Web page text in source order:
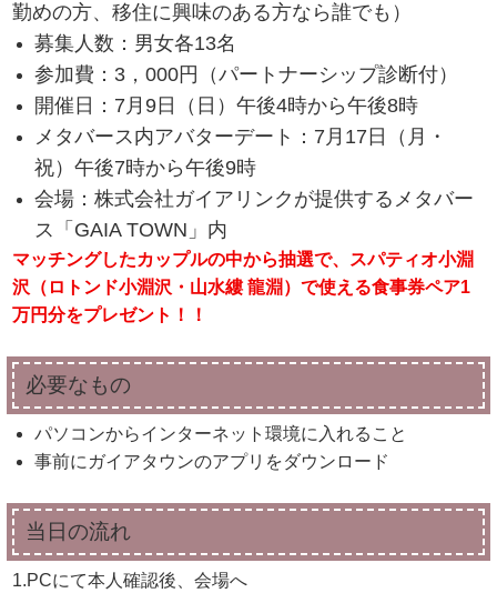
勤めの方、移住に興味のある方なら誰でも）
募集人数：男女各13名
参加費：3，000円（パートナーシップ診断付）
開催日：7月9日（日）午後4時から午後8時
メタバース内アバターデート：7月17日（月・
祝）午後7時から午後9時
会場：株式会社ガイアリンクが提供するメタバー
ス「GAIA TOWN」内
マッチングしたカップルの中から抽選で、スパティオ小淵
沢（ロトンド小淵沢・山水縷 龍淵）で使える食事券ペア1
万円分をプレゼント！！
必要なもの
パソコンからインターネット環境に入れること
事前にガイアタウンのアプリをダウンロード
当日の流れ
1.PCにて本人確認後、会場へ